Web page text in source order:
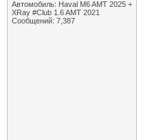
Автомобиль: Haval M6 AMT 2025 +
XRay #Club 1.6 AMT 2021
Сообщений: 7,387